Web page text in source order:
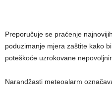
Preporučuje se praćenje
poduzimanje mjera zaštite kako
poteškoće uzrokovane
Narandžasti meteoalarm